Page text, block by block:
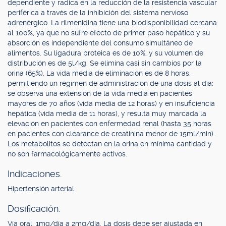
dependiente y radica en la reducción de la resistencia vascular
periférica a través de la inhibición del sistema nervioso
adrenérgico. La rilmenidina tiene una biodisponibilidad cercana
al 100%, ya que no sufre efecto de primer paso hepático y su
absorción es independiente del consumo simultáneo de
alimentos. Su ligadura proteica es de 10%, y su volumen de
distribución es de 5l/kg. Se elimina casi sin cambios por la
orina (65%). La vida media de eliminación es de 8 horas,
permitiendo un régimen de administración de una dosis al día;
se observa una extensión de la vida media en pacientes
mayores de 70 años (vida media de 12 horas) y en insuficiencia
hepática (vida media de 11 horas), y resulta muy marcada la
elevación en pacientes con enfermedad renal (hasta 35 horas
en pacientes con clearance de creatinina menor de 15ml/min).
Los metabolitos se detectan en la orina en mínima cantidad y
no son farmacológicamente activos.
Indicaciones.
Hipertensión arterial.
Dosificación.
Vía oral, 1mg/día a 2mg/día. La dosis debe ser ajustada en